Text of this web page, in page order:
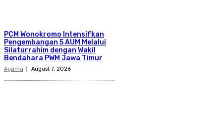
PCM Wonokromo Intensifkan
Pengembangan 5 AUM Melalui
Silaturrahim dengan Wakil
Bendahara PWM Jawa Timur
Agama August 7, 2026